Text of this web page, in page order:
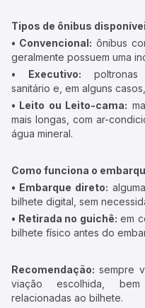
Tipos de ônibus
• Convencional: ônibus
geralmente possuem uma
• Executivo: poltronas
sanitário e, em alguns
• Leito ou Leito-cama:
mais longas, com ar-
água mineral.
Como funciona o
• Embarque direto:
bilhete digital, sem
• Retirada no guichê: em
bilhete físico antes do
Recomendação: sempre
viação escolhida,
relacionadas ao bilhete.